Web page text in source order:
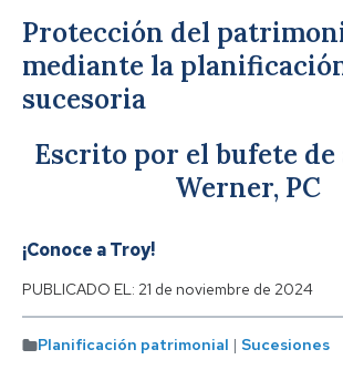
Protección del
mediante la
sucesoria
Escrito por el bufete de
Werner, PC
¡Conoce a Troy!
PUBLICADO EL: 21 de noviembre de 2024
Planificación patrimonial | Sucesiones